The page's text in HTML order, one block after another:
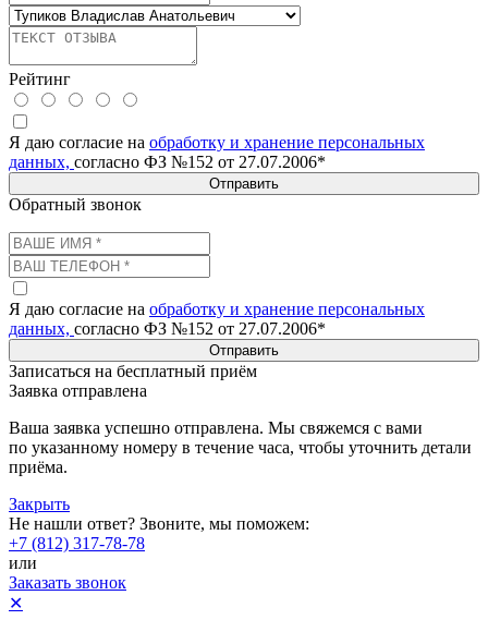
Рейтинг
Я даю согласие на обработку и хранение персональных
данных, согласно ФЗ №152 от 27.07.2006*
Отправить
Обратный звонок
Я даю согласие на обработку и хранение персональных
данных, согласно ФЗ №152 от 27.07.2006*
Отправить
Записаться на бесплатный приём
Заявка отправлена
Ваша заявка успешно отправлена. Мы свяжемся с вами
по указанному номеру в течение часа, чтобы уточнить детали
приёма.
Закрыть
Не нашли ответ? Звоните, мы поможем:
+7 (812) 317-78-78
или
Заказать звонок
✕